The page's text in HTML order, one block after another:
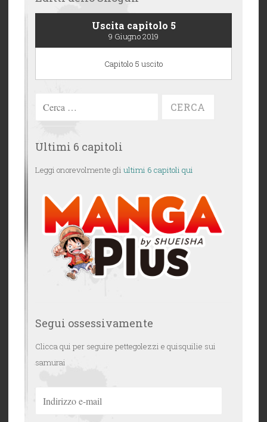
Uscita capitolo 5
9 Giugno 2019
Capitolo 5 uscito
Ultimi 6 capitoli
Leggi onorevolmente gli ultimi 6 capitoli qui
Segui ossessivamente
Clicca qui per seguire pettegolezzi e quisquilie sui
samurai